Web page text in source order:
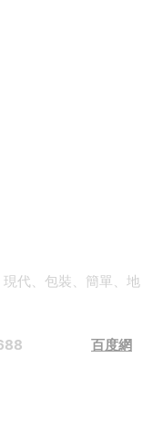
代、包裝、簡單、地
：6688 百度網